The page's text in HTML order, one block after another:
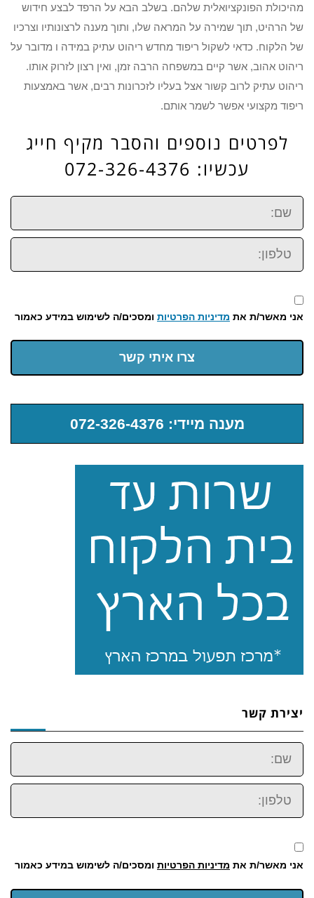
מהיכולת הפונקציואלית שלהם. בשלב הבא על הרפד לבצע חידוש
של הרהיט, תוך שמירה על המראה שלו, ותוך מענה לרצונותיו וצרכיו
של הלקוח. כדאי לשקול ריפוד מחדש ריהוט עתיק במידה ו מדובר על
ריהוט אהוב, אשר קיים במשפחה הרבה זמן, ואין רצון לזרוק אותו.
ריהוט עתיק לרוב קשור אצל בעליו לזכרונות רבים, אשר באמצעות
ריפוד מקצועי אפשר לשמר אותם.
לפרטים נוספים והסבר מקיף חייג
עכשיו: 072-326-4376
שם:
טלפון:
אני מאשר/ת את מדיניות הפרטיות ומסכים/ה לשימוש במידע כאמור
צרו איתי קשר
מענה מיידי: 072-326-4376
יצירת קשר
שם:
טלפון:
אני מאשר/ת את מדיניות הפרטיות ומסכים/ה לשימוש במידע כאמור